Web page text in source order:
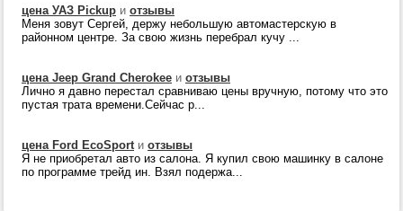
цена УАЗ Pickup и отзывы
Меня зовут Сергей, держу небольшую автомастерскую в
районном центре. За свою жизнь перебрал кучу ...
цена Jeep Grand Cherokee и отзывы
Лично я давно перестал сравниваю цены вручную, потому что это
пустая трата времени.Сейчас р...
цена Ford EcoSportи отзывы
Я не приобретал авто из салона. Я купил свою машинку в салоне
по программе трейд ин. Взял подержа...